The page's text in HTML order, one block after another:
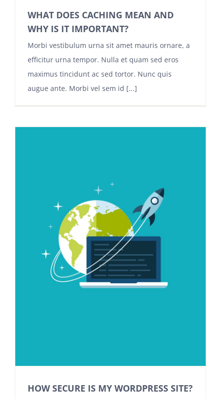
WHAT DOES CACHING MEAN AND
WHY IS IT IMPORTANT?
Morbi vestibulum urna sit amet mauris ornare, a
efficitur urna tempor. Nulla et quam sed eros
maximus tincidunt ac sed tortor. Nunc quis
augue ante. Morbi vel sem id [...]
HOW SECURE IS MY WORDPRESS SITE?